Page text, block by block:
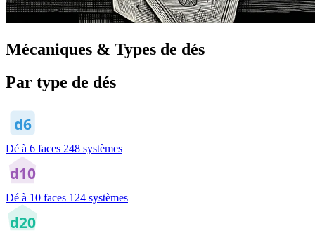
Mécaniques & Types de dés
Par type de dés
d6
Dé à 6 faces 248 systèmes
d10
Dé à 10 faces 124 systèmes
d20